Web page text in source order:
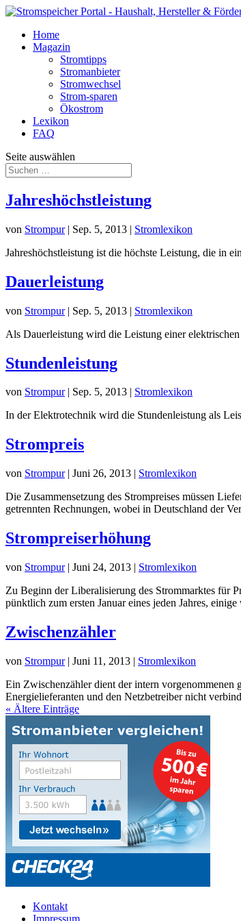
Home
Magazin
Stromtipps
Stromanbieter
Stromwechsel
Strom-sparen
Ökostrom
Lexikon
FAQ
Seite auswählen
Jahreshöchstleistung
von Strompur| Sep. 5, 2013 | Stromlexikon
Jahreshöchstleistung ist die höchste Leistung, die in
Dauerleistung
von Strompur| Sep. 5, 2013 | Stromlexikon
Als Dauerleistung wird die Leistung einer
Stundenleistung
von Strompur| Sep. 5, 2013 | Stromlexikon
In der Elektrotechnik wird die Stundenleistung als
Strompreis
von Strompur| Juni 26, 2013 | Stromlexikon
Die Zusammensetzung des Strompreises müssen
getrennten Rechnungen, wobei in Deutschland der
Strompreiserhöhung
von Strompur| Juni 24, 2013 | Stromlexikon
Zu Beginn der Liberalisierung des Strommarktes für
pünktlich zum ersten Januar eines jeden Jahres, einige
Zwischenzähler
von Strompur| Juni 11, 2013 | Stromlexikon
Ein Zwischenzähler dient der intern vorgenommenen
Energielieferanten und den Netzbetreiber nicht
« Ältere Einträge
Kontakt
Impressum